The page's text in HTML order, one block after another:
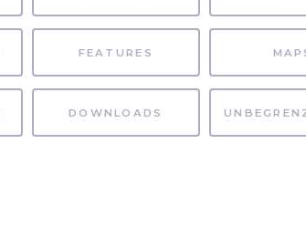
FEATURES
DOWNLOADS